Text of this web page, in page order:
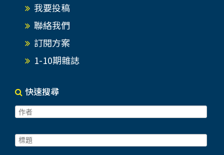
我要投稿
聯絡我們
訂閱方案
1-10期雜誌
快速搜尋